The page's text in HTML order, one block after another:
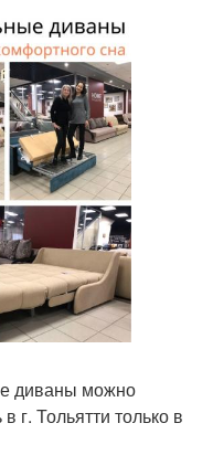
диваны можно
г. Тольятти только в